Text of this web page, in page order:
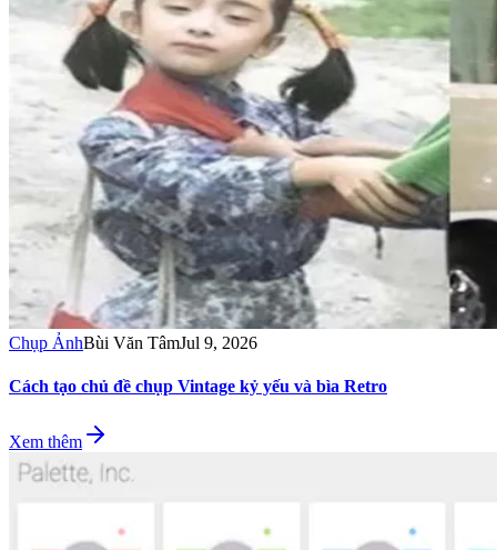
Chụp ẢnhBùi Văn TâmJul 9, 2026
Cách tạo chủ đề chụp Vintage kỷ yếu và bìa Retro
Xem thêm